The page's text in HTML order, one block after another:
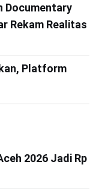
Documentary
Rekam Realitas
Platform
2026 Jadi Rp